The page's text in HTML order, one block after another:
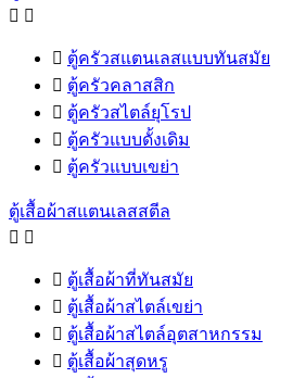
 
 ตู้ครัวสแตนเลสแบบทันสมัย
 ตู้ครัวคลาสสิก
 ตู้ครัวสไตล์ยุโรป
 ตู้ครัวแบบดั้งเดิม
 ตู้ครัวแบบเขย่า
ตู้เสื้อผ้าสแตนเลสสตีล
 
 ตู้เสื้อผ้าที่ทันสมัย
 ตู้เสื้อผ้าสไตล์เขย่า
 ตู้เสื้อผ้าสไตล์อุตสาหกรรม
 ตู้เสื้อผ้าสุดหรู